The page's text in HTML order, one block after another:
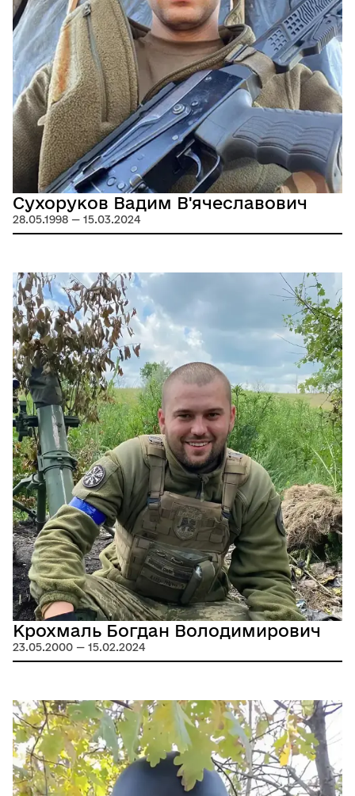
Сухоруков Вадим В'ячеславович
28.05.1998 — 15.03.2024
Крохмаль Богдан Володимирович
23.05.2000 — 15.02.2024